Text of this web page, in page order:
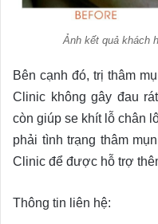
Ảnh kết quả khách
Bên cạnh đó, trị thâm
Clinic không gây đau
còn giúp se khít lỗ chân
phải tình trạng thâm
Clinic để được hỗ trợ
Thông tin liên hệ: